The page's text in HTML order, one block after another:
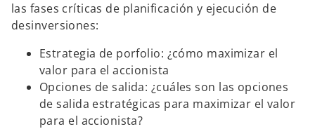
las fases críticas de planificación y ejecución de
desinversiones:
Estrategia de porfolio: ¿cómo maximizar el
valor para el accionista
Opciones de salida: ¿cuáles son las opciones
de salida estratégicas para maximizar el valor
para el accionista?